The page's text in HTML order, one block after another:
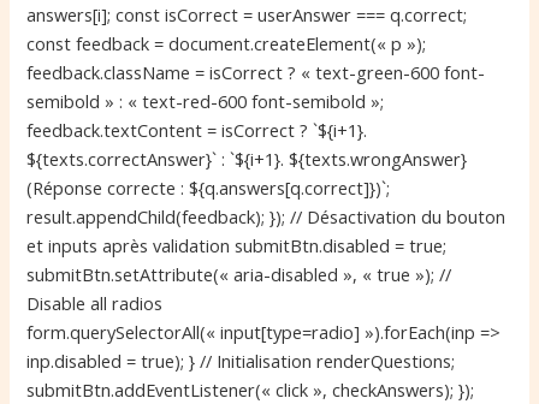
answers[i]; const isCorrect = userAnswer === q.correct;
const feedback = document.createElement(« p »);
feedback.className = isCorrect ? « text-green-600 font-
semibold » : « text-red-600 font-semibold »;
feedback.textContent = isCorrect ? `${i+1}.
${texts.correctAnswer}` : `${i+1}. ${texts.wrongAnswer}
(Réponse correcte : ${q.answers[q.correct]})`;
result.appendChild(feedback); }); // Désactivation du bouton
et inputs après validation submitBtn.disabled = true;
submitBtn.setAttribute(« aria-disabled », « true »); //
Disable all radios
form.querySelectorAll(« input[type=radio] »).forEach(inp =>
inp.disabled = true); } // Initialisation renderQuestions;
submitBtn.addEventListener(« click », checkAnswers); });